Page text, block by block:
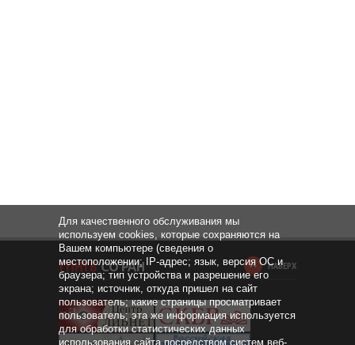
НАВЕРХ
Для качественного обслуживания мы
используем cookies, которые сохраняются на
Вашем компьютере (сведения о
местоположении; IP-адрес; язык, версия ОС и
браузера; тип устройства и разрешение его
экрана; источник, откуда пришел на сайт
пользователь; какие страницы просматривает
пользователь; эта же информация используется
для обработки статистических данных
использования сайта посредством систем веб-